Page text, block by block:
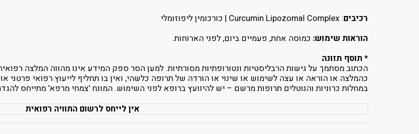
רכיבים: Curcumin Lipozomal Complex | כורכומין ליפוזומלי
הוראות שימוש: כמוסה אחת, פעמיים ביום, לפני הארוחות.
* תוסף תזונה
הכתוב מסתמך על גישות הרבליסטיות ונטורופתיות מסורתיות. למען הסר ספק המידע אינו מהווה המלצה
כהמלצה או הוראה או עצה לשימוש או שינוי או הורדה של תרופה כלשהי, ואין בו תחליף לייעוץ רפואי פרטני
במחלות כרוניות והנוטלים תרופות מרשם – יש להיוועץ ברופא לפני השימוש. המונח 'צמחי מרפא' מתייחס
אין לייחס לרשום התוויה רפואית